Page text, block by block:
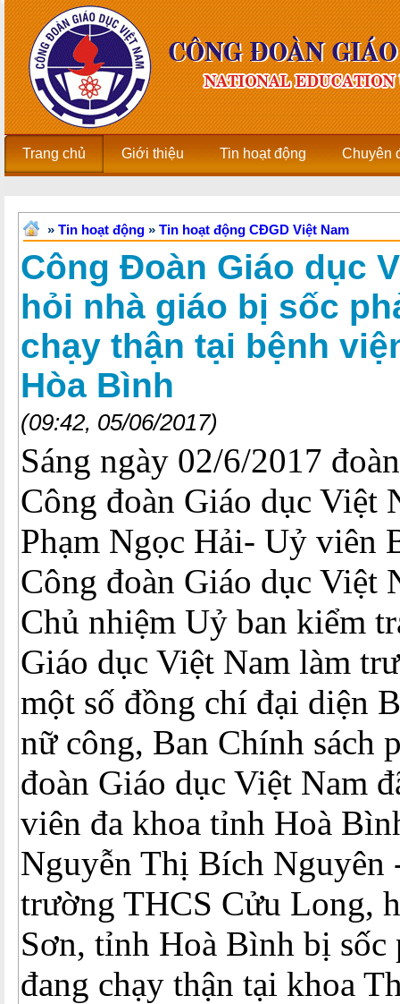
Trang chủ Giới thiệu Tin hoạt động Chuyên
» Tin hoạt động » Tin hoạt động CĐGD Việt Nam
Công Đoàn Giáo dục
hỏi nhà giáo bị sốc
chạy thận tại bệnh
Hòa Bình
(09:42, 05/06/2017)
Sáng ngày 02/6/2017
Công đoàn Giáo dục Việt
Phạm Ngọc Hải- Uỷ viên
Công đoàn Giáo dục Việt
Chủ nhiệm Uỷ ban kiểm
Giáo dục Việt Nam làm
một số đồng chí đại diện
nữ công, Ban Chính sách
đoàn Giáo dục Việt Nam
viên đa khoa tỉnh Hoà
Nguyễn Thị Bích Nguyên
trường THCS Cửu Long,
Sơn, tỉnh Hoà Bình bị sốc
đang chạy thận tại khoa